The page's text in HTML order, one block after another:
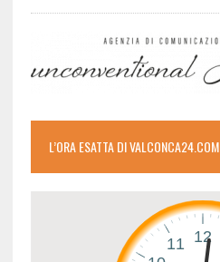
L’ORA ESATTA DI VALCONCA24.COM